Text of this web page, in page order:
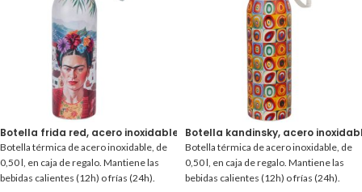
Botella frida red, acero inoxidable 0,50 l.
Botella térmica de acero inoxidable, de
0,50 l, en caja de regalo. Mantiene las
bebidas calientes (12h) o frías (24h).
Botella kandinsky, acero
Botella térmica de acero inoxidable, de
0,50 l, en caja de regalo. Mantiene las
bebidas calientes (12h) o frías (24h).